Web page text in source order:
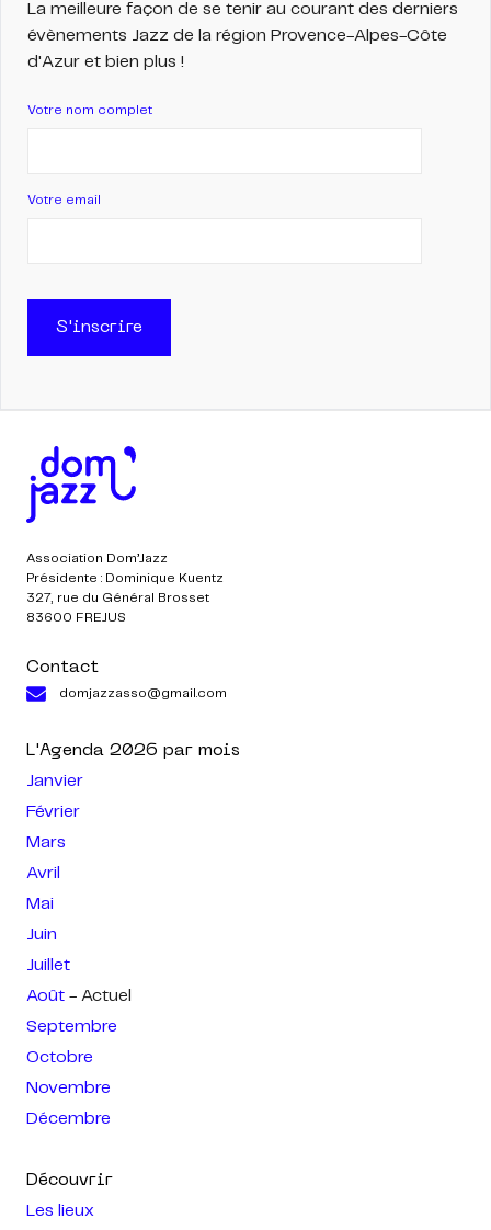
La meilleure façon de se tenir au courant des derniers
évènements Jazz de la région Provence-Alpes-Côte
d'Azur et bien plus !
Votre nom complet
Votre email
S'inscrire
Association Dom’Jazz
Présidente : Dominique Kuentz
327, rue du Général Brosset
83600 FREJUS
Contact
domjazzasso@gmail.com
L'Agenda 2026 par mois
Janvier
Février
Mars
Avril
Mai
Juin
Juillet
Août - Actuel
Septembre
Octobre
Novembre
Décembre
Découvrir
Les lieux